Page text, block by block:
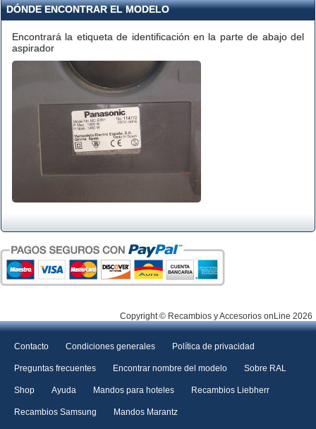
DÓNDE ENCONTRAR EL MODELO
Encontrará la etiqueta de identificación en la parte de abajo del
aspirador
Copyright © Recambios y Accesorios onLine 2026
Contacto Condiciones generales Política de privacidad
Preguntas frecuentes Encontrar nombre del modelo Sobre RAL
Shop Ayuda Mandos para hoteles Recambios Liebherr
Recambios Samsung Mandos Marantz